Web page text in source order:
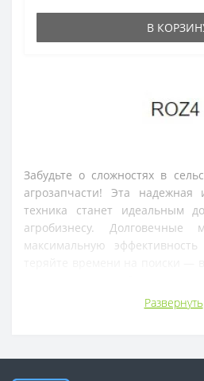
В
Забудьте о сложностях в
агрозапчасти! Эта надежная
техника станет идеальным
агробизнесу. Долговечные
максимальную
выбор для максимальной
Развернуть